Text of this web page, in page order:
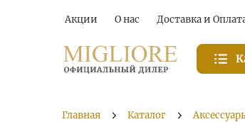
Акции О нас Доставка и
Главная Каталог